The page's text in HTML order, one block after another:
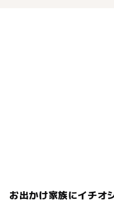
お出かけ家族にイチオ